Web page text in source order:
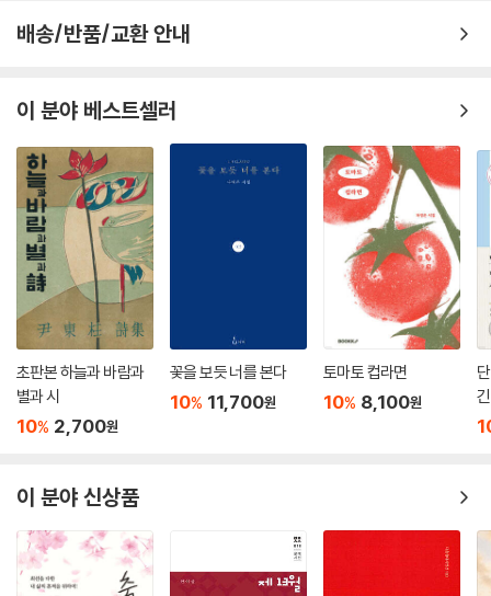
배송/반품/교환 안내
이 분야 베스트셀러
초판본 하늘과 바람과
별과 시
10% 2,700원
꽃을 보듯 너를 본다
10% 11,700원
토마토 컵라면
10% 8,100원
이 분야 신상품